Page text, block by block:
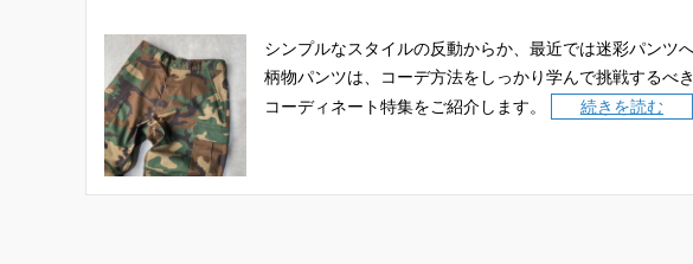
シンプルなスタイルの反動からか、最近では迷彩パンツ
柄物パンツは、コーデ方法をしっかり学んで挑戦するべき
コーディネート特集をご紹介します。
続きを読む